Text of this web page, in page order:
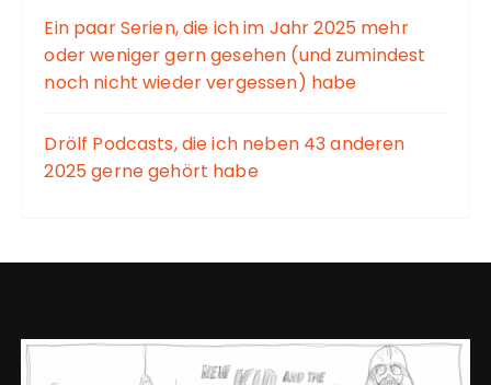
Ein paar Serien, die ich im Jahr 2025 mehr
oder weniger gern gesehen (und zumindest
noch nicht wieder vergessen) habe
Drölf Podcasts, die ich neben 43 anderen
2025 gerne gehört habe